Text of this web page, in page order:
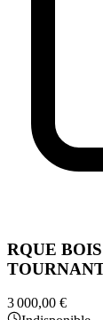
RQUE
3 000,00 €